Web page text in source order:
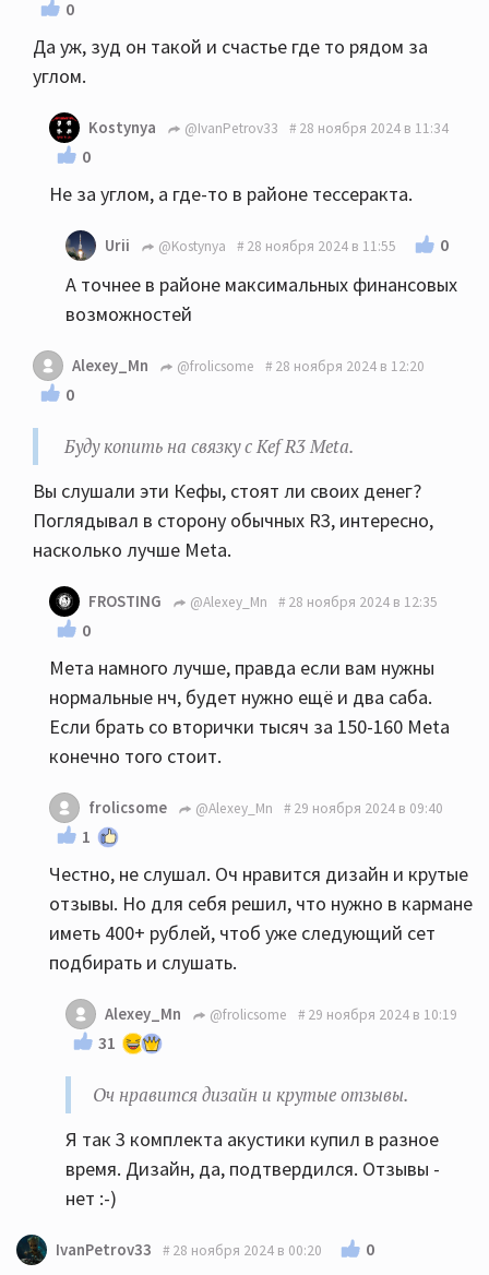
0
Да уж, зуд он такой и счастье где то рядом за
углом.
Kostynya @IvanPetrov33 28 ноября 2024 в 11:34
0
Не за углом, а где-то в районе тессеракта.
Urii @Kostynya 28 ноября 2024 в 11:55 0
А точнее в районе максимальных финансовых
возможностей
Alexey_Mn @frolicsome 28 ноября 2024 в 12:20
0
Буду копить на связку с Kef R3 Meta.
Вы слушали эти Кефы, стоят ли своих денег?
Поглядывал в сторону обычных R3, интересно,
насколько лучше Meta.
FROSTING @Alexey_Mn 28 ноября 2024 в 12:35
0
Мета намного лучше, правда если вам нужны
нормальные нч, будет нужно ещё и два саба.
Если брать со вторички тысяч за 150-160 Meta
конечно того стоит.
frolicsome @Alexey_Mn 29 ноября 2024 в 09:40
1
Честно, не слушал. Оч нравится дизайн и крутые
отзывы. Но для себя решил, что нужно в кармане
иметь 400+ рублей, чтоб уже следующий сет
подбирать и слушать.
Alexey_Mn @frolicsome 29 ноября 2024 в 10:19
31
Оч нравится дизайн и крутые отзывы.
Я так 3 комплекта акустики купил в разное
время. Дизайн, да, подтвердился. Отзывы -
нет :-)
IvanPetrov33 28 ноября 2024 в 00:20 0